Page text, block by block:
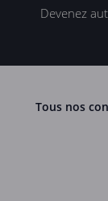
Devenez
Tous nos